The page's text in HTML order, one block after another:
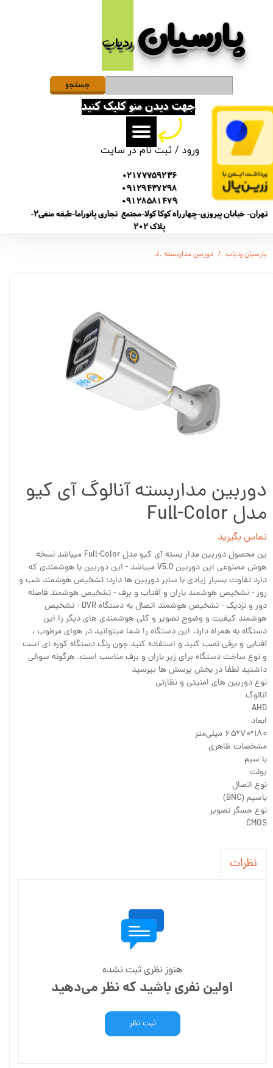
پارسیان​​​​​​​ردیاب
ورود /ثبت نام در سایت
حساب کاربری من
تغییر گذر واژه
سفارشات
خروج از حساب کاربری
02177759236
09129437298
09128581479
تهران- خیابان پیروزی-چهارراه کوکا کولا-مجتمع تجاری پانوراما-طبقه منفی2-
پلاک 202
جهت دیدن منو کلیک کنید
جستجو
پارسیان ردیاب دوربین مداربسته
دوربین مداربسته آنالوگ آی کیو
مدل Full-Color
تماس بگیرید
ین محصول دوربین مدار بسته آی کیو مدل Full-Color میباشد نسخه
هوش مصنوعی این دوربین V5.0 میباشد - این دوربین با هوشمندی که
دارد تفاوت بسیار زیادی با سایر دوربین ها دارد: تشخیص هوشمند شب و
روز - تشخیص هوشمند باران و آفتاب و برف - تشخیص هوشمند فاصله
دور و نزدیک - تشخیص هوشمند اتصال به دستگاه DVR - تشخیص
هوشمند کیفیت و وضوح تصویر و کلی هوشمندی های دیگر را این
دستگاه به همراه دارد. این دستگاه را شما میتوانید در هوای مرطوب ،
آفتابی و برفی نصب کنید و استفاده کنید چون رنگ دستگاه کوره ای است
و نوع ساخت دستگاه برای زیر باران و برف مناسب است. هرگونه سوالی
داشتید لطفا در بخش پرسش ها بپرسید
نوع دوربین های امنیتی و نظارتی
آنالوگ
AHD
ابعاد
۱۸۰*۷۰*۶۵ میلی‌متر
مشخصات ظاهری
با سیم
بولت
نوع اتصال
باسیم (BNC)
نوع حسگر تصویر
CMOS
نظرات
هنوز نظری ثبت نشده
اولین نفری باشید که نظر می‌دهید
ثبت نظر